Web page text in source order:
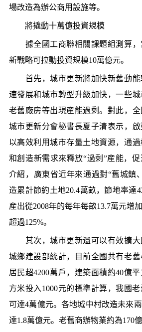
場改造為辦公商用設施等。
將撬動十萬億投資規模
據全國工商聯相關課題組測算，
新戰略可拉動投資規模10萬億元。
首先，城市更新將加快新舊動能
速發展和城市轉型升級加快，一些城
老舊廠房等出現産能過剩。對此，
城市更新分會秘書長夏子清表示，
以高效利用城市存量土地資源，通
和創造新需求來釋放“過剩”産能，
介紹，廣東省近年來通過對“舊城鎮
造累計節約土地20.4萬畝，節地率達
産出從2008年的每年每畝13.7萬元增
超過125%。
其次，城市更新還可以有效擴大
城鄉建設部統計，目前全國共有老
居民超4200萬戶，建築面積約40億
方米投入1000元的標準計算，我國
可達4萬億元。各地城中村改造未來
達1.8萬億元。老舊商辦物業約為170